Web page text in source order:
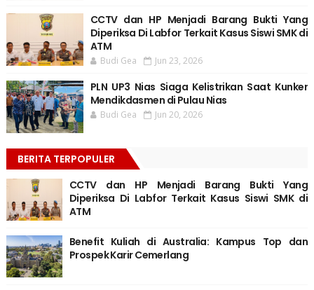
CCTV dan HP Menjadi Barang Bukti Yang
Diperiksa Di Labfor Terkait Kasus Siswi SMK di
ATM
Budi Gea Jun 23, 2026
PLN UP3 Nias Siaga Kelistrikan Saat Kunker
Mendikdasmen di Pulau Nias
Budi Gea Jun 20, 2026
BERITA TERPOPULER
CCTV dan HP Menjadi Barang Bukti Yang
Diperiksa Di Labfor Terkait Kasus Siswi SMK di
ATM
Benefit Kuliah di Australia: Kampus Top dan
Prospek Karir Cemerlang